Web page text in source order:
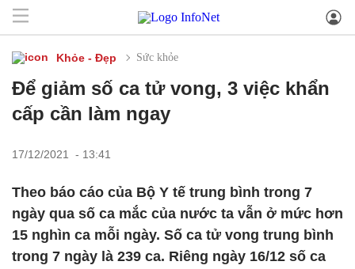
Khỏe - Đẹp Sức khỏe
Để giảm số ca tử vong, 3 việc khẩn
cấp cần làm ngay
17/12/2021 - 13:41
Theo báo cáo của Bộ Y tế trung bình trong 7
ngày qua số ca mắc của nước ta vẫn ở mức hơn
15 nghìn ca mỗi ngày. Số ca tử vong trung bình
trong 7 ngày là 239 ca. Riêng ngày 16/12 số ca